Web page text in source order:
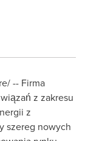
-- Firma
z zakresu
z
szereg nowych